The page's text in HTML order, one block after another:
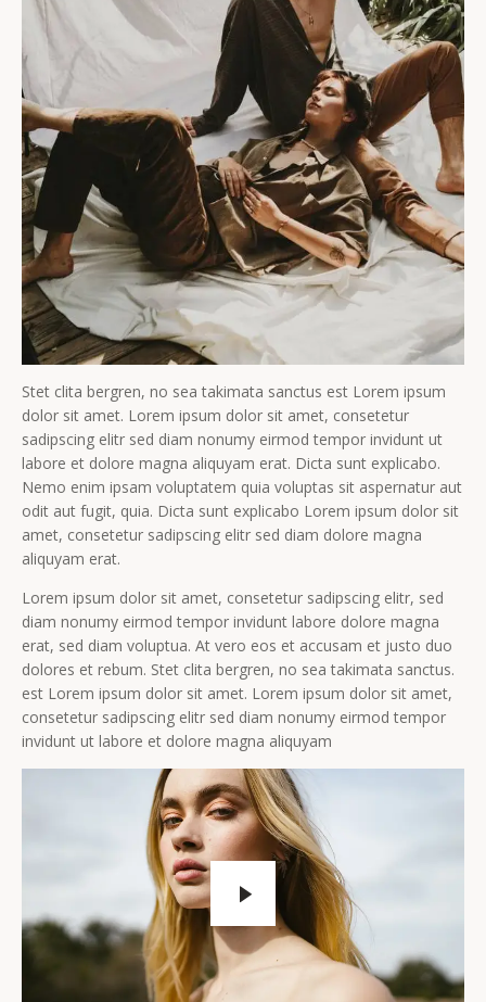
Stet clita bergren, no sea takimata sanctus est Lorem ipsum
dolor sit amet. Lorem ipsum dolor sit amet, consetetur
sadipscing elitr sed diam nonumy eirmod tempor invidunt ut
labore et dolore magna aliquyam erat. Dicta sunt explicabo.
Nemo enim ipsam voluptatem quia voluptas sit aspernatur aut
odit aut fugit, quia. Dicta sunt explicabo Lorem ipsum dolor sit
amet, consetetur sadipscing elitr sed diam dolore magna
aliquyam erat.
Lorem ipsum dolor sit amet, consetetur sadipscing elitr, sed
diam nonumy eirmod tempor invidunt labore dolore magna
erat, sed diam voluptua. At vero eos et accusam et justo duo
dolores et rebum. Stet clita bergren, no sea takimata sanctus.
est Lorem ipsum dolor sit amet. Lorem ipsum dolor sit amet,
consetetur sadipscing elitr sed diam nonumy eirmod tempor
invidunt ut labore et dolore magna aliquyam